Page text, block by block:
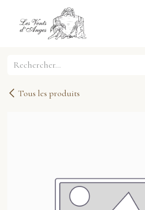
Se rendre au contenu
Tous les produits